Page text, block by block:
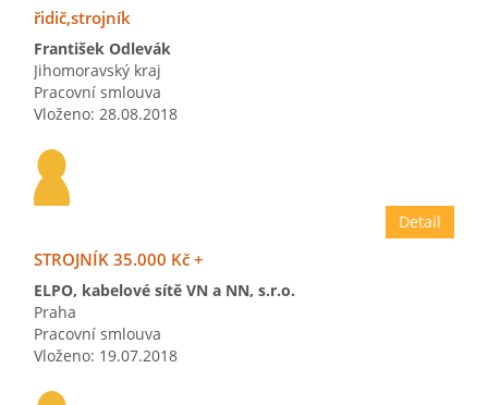
řidič,strojník
František Odlevák
Jihomoravský kraj
Pracovní smlouva
Vloženo: 28.08.2018
Detail
STROJNÍK 35.000 Kč +
ELPO, kabelové sítě VN a NN, s.r.o.
Praha
Pracovní smlouva
Vloženo: 19.07.2018